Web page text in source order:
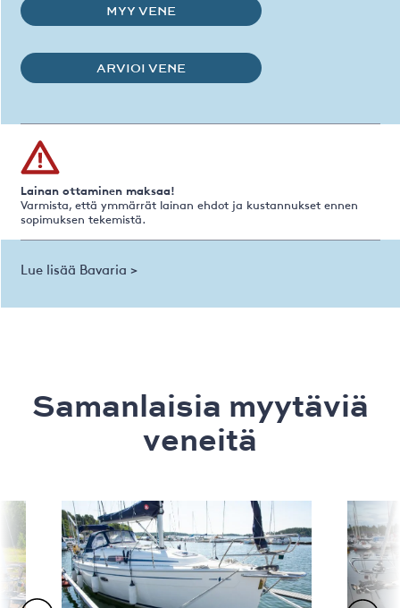
MYY VENE
ARVIOI VENE
Lainan ottaminen maksaa!
Varmista, että ymmärrät lainan ehdot ja kustannukset ennen
sopimuksen tekemistä.
Lue lisää Bavaria >
Samanlaisia ​​myytäviä
veneitä